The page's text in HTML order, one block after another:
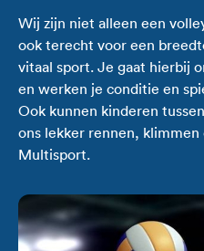
Wij zijn niet alleen een
ook terecht voor een
vitaal sport. Je gaat hierbij
en werken je conditie en
Ook kunnen kinderen
ons lekker rennen,
Multisport.